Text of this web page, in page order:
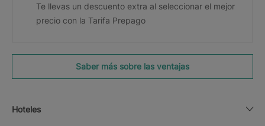
Te llevas un descuento extra al seleccionar el mejor
precio con la Tarifa Prepago
Saber más sobre las ventajas
Hoteles